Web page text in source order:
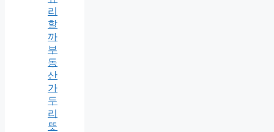
리
할
까
부
동
산
가
두
리
뜻